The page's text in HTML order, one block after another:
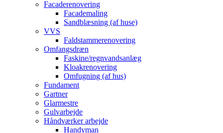
Facaderenovering
Facademaling
Sandblæsning (af huse)
VVS
Faldstammerenovering
Omfangsdræn
Faskine/regnvandsanlæg
Kloakrenovering
Omfugning (af hus)
Fundament
Gartner
Glarmestre
Gulvarbejde
Håndværker arbejde
Handyman